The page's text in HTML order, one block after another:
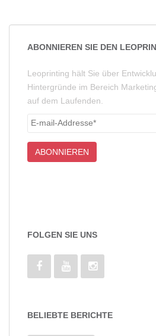
ABONNIEREN SIE DEN
Leoprinting hält Sie über
Hintergründe im Bereich
auf dem Laufenden.
FOLGEN SIE UNS
BELIEBTE BERICHTE